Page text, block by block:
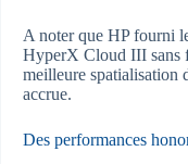
A noter que HP fourni
HyperX Cloud III sans
meilleure spatialisation
accrue.
Des performances